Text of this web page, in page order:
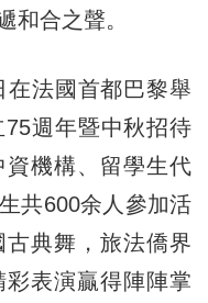
和合之聲。
法國首都巴黎舉
週年暨中秋招待
機構、留學生代
共600余人參加活
典舞，旅法僑界
表演贏得陣陣掌